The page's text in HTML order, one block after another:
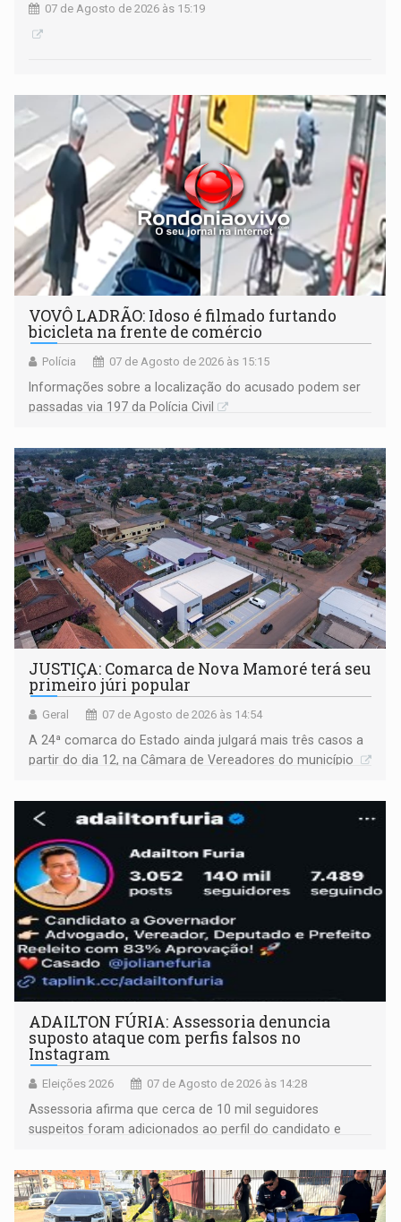
07 de Agosto de 2026 às 15:19
VOVÔ LADRÃO: Idoso é filmado furtando
bicicleta na frente de comércio
Polícia 07 de Agosto de 2026 às 15:15
Informações sobre a localização do acusado podem ser
passadas via 197 da Polícia Civil
JUSTIÇA: Comarca de Nova Mamoré terá seu
primeiro júri popular
Geral 07 de Agosto de 2026 às 14:54
A 24ª comarca do Estado ainda julgará mais três casos a
partir do dia 12, na Câmara de Vereadores do município
ADAILTON FÚRIA: Assessoria denuncia
suposto ataque com perfis falsos no
Instagram
Eleições 2026 07 de Agosto de 2026 às 14:28
Assessoria afirma que cerca de 10 mil seguidores
suspeitos foram adicionados ao perfil do candidato e
remover as contas